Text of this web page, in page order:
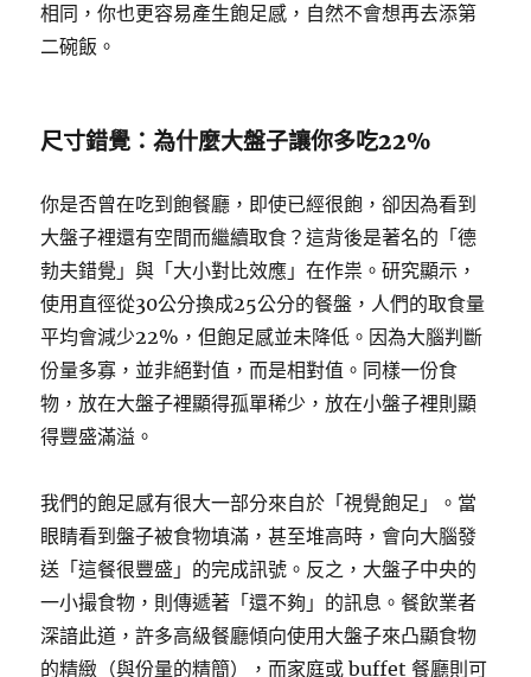
相同，你也更容易產生飽足感，自然不會想再去添第
二碗飯。
尺寸錯覺：為什麼大盤子讓你多吃22%
你是否曾在吃到飽餐廳，即使已經很飽，卻因為看到
大盤子裡還有空間而繼續取食？這背後是著名的「德
勃夫錯覺」與「大小對比效應」在作祟。研究顯示，
使用直徑從30公分換成25公分的餐盤，人們的取食量
平均會減少22%，但飽足感並未降低。因為大腦判斷
份量多寡，並非絕對值，而是相對值。同樣一份食
物，放在大盤子裡顯得孤單稀少，放在小盤子裡則顯
得豐盛滿溢。
我們的飽足感有很大一部分來自於「視覺飽足」。當
眼睛看到盤子被食物填滿，甚至堆高時，會向大腦發
送「這餐很豐盛」的完成訊號。反之，大盤子中央的
一小撮食物，則傳遞著「還不夠」的訊息。餐飲業者
深諳此道，許多高級餐廳傾向使用大盤子來凸顯食物
的精緻（與份量的精簡），而家庭或 buffet 餐廳則可